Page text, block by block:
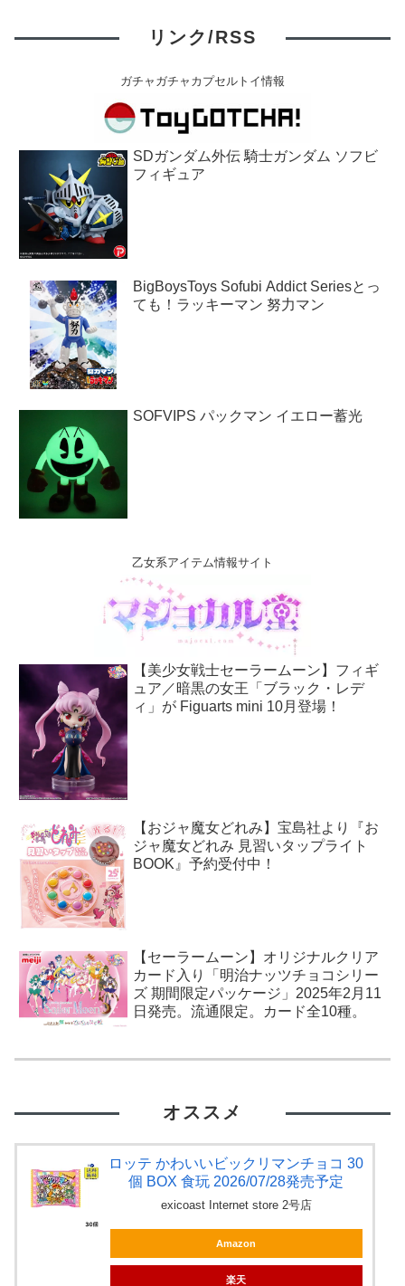
リンク/RSS
ガチャガチャカプセルトイ情報
SDガンダム外伝 騎士ガンダム ソフビ
フィギュア
BigBoysToys Sofubi Addict Seriesとっ
ても！ラッキーマン 努力マン
SOFVIPS パックマン イエロー蓄光
乙女系アイテム情報サイト
【美少女戦士セーラームーン】フィギ
ュア／暗黒の女王「ブラック・レデ
ィ」が Figuarts mini 10月登場！
【おジャ魔女どれみ】宝島社より『お
ジャ魔女どれみ 見習いタップライト
BOOK』予約受付中！
【セーラームーン】オリジナルクリア
カード入り「明治ナッツチョコシリー
ズ 期間限定パッケージ」2025年2月11
日発売。流通限定。カード全10種。
オススメ
ロッテ かわいいビックリマンチョコ 30
個 BOX 食玩 2026/07/28発売予定
exicoast Internet store 2号店
Amazon
楽天